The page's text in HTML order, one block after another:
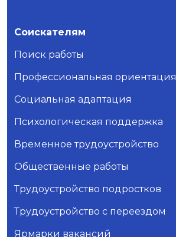
Соискателям
Поиск работы
Профессиональная ориентация
Социальная адаптация
Психологическая поддержка
Временное трудоустройство
Общественные работы
Трудоустройство подростков
Трудоустройство с переездом
Ярмарки вакансий